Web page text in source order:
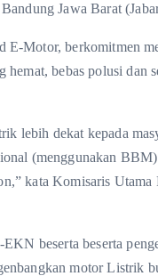
Jawa Barat
Motor, berkomitmen
bebas polusi dan
lebih dekat kepada
(menggunakan
kata Komisaris
beserta beserta
motor Listrik